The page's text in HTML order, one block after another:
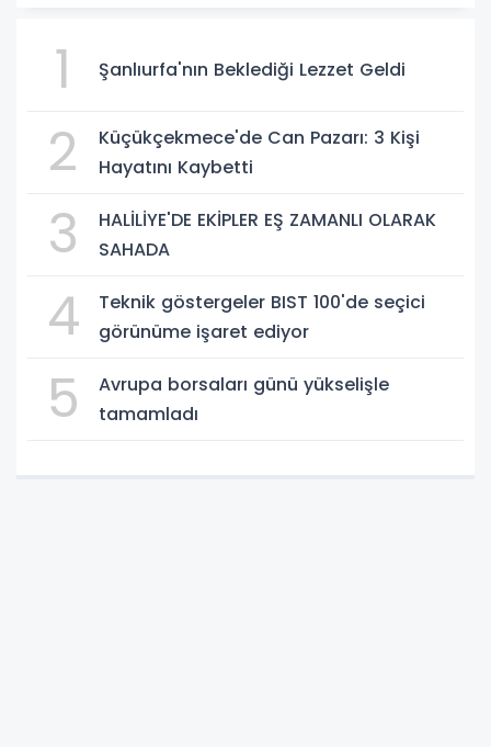
1 Şanlıurfa'nın Beklediği Lezzet Geldi
2
Küçükçekmece'de Can Pazarı: 3 Kişi
Hayatını Kaybetti
3
HALİLİYE'DE EKİPLER EŞ ZAMANLI OLARAK
SAHADA
4
Teknik göstergeler BIST 100'de seçici
görünüme işaret ediyor
5
Avrupa borsaları günü yükselişle
tamamladı